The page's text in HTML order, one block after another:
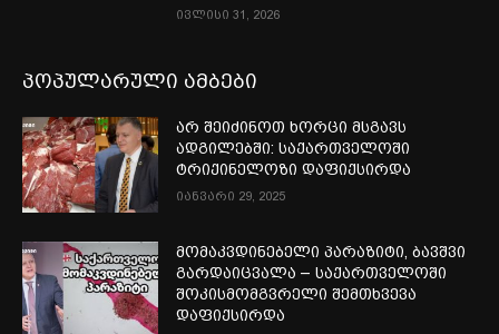
ივლისი 31, 2026
პოპულარული ამბები
არ შეიძინოთ ხორცი მსგავს
ადგილებში: საქართველოში
ტრიქინელოზი დაფიქსირდა
იანვარი 29, 2025
მომაკვდინებელი პარაზიტი, ბავშვი
გარდაიცვალა – საქართველოში
შოკისმომგვრელი შემთხვევა
დაფიქსირდა